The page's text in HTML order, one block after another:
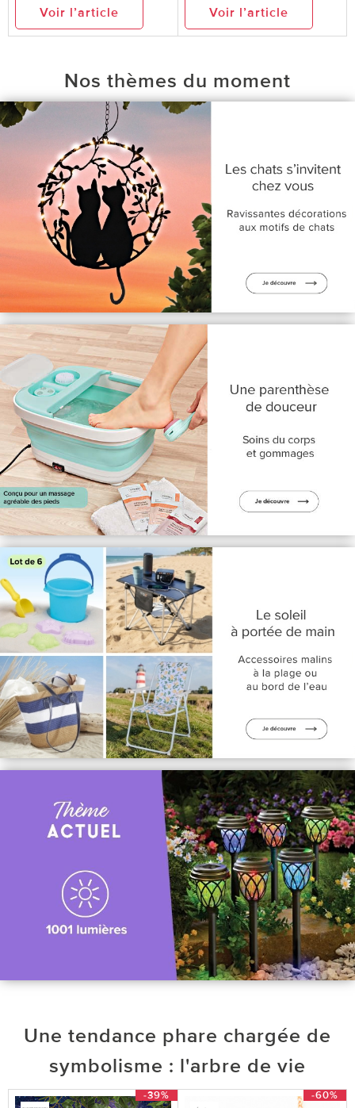
Voir l’article Voir l’article
Nos thèmes du moment
Une tendance phare chargée de
symbolisme : l'arbre de vie
-39% -60%